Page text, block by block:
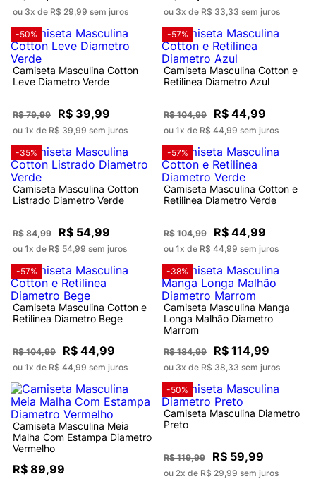
ou 3x de R$ 29,99 sem juros ou 3x de R$ 33,33 sem juros
-50%
Camiseta Masculina Cotton
Leve Diametro Verde
R$ 79,99 R$ 39,99
ou 1x de R$ 39,99 sem juros
-57%
Camiseta Masculina Cotton e
Retilinea Diametro Azul
R$ 104,99 R$ 44,99
ou 1x de R$ 44,99 sem juros
-35%
Camiseta Masculina Cotton
Listrado Diametro Verde
R$ 84,99 R$ 54,99
ou 1x de R$ 54,99 sem juros
-57%
Camiseta Masculina Cotton e
Retilinea Diametro Verde
R$ 104,99 R$ 44,99
ou 1x de R$ 44,99 sem juros
-57%
Camiseta Masculina Cotton e
Retilinea Diametro Bege
R$ 104,99 R$ 44,99
ou 1x de R$ 44,99 sem juros
-38%
Camiseta Masculina Manga
Longa Malhão Diametro
Marrom
R$ 184,99 R$ 114,99
ou 3x de R$ 38,33 sem juros
Camiseta Masculina Meia
Malha Com Estampa Diametro
Vermelho
R$ 89,99
-50%
Camiseta Masculina Diametro
Preto
R$ 119,99 R$ 59,99
ou 2x de R$ 29,99 sem juros